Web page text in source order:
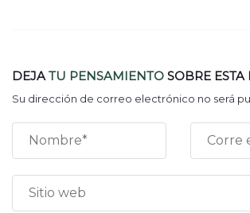
DEJATU PENSAMIENTO SOBRE
Su dirección de correo electrónico no será